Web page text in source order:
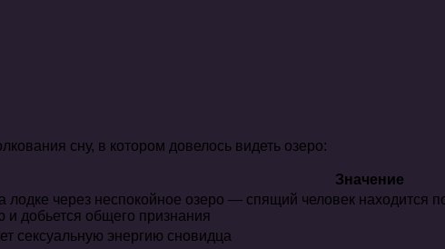
сну, в котором довелось видеть озеро:
Значение
лодке через неспокойное озеро — спящий человек находится
добьется общего признания
сексуальную энергию сновидца